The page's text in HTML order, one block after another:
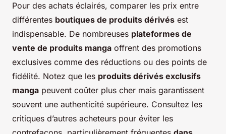
Pour des achats éclairés, comparer les prix entre
différentes boutiques de produits dérivés est
indispensable. De nombreuses plateformes de
vente de produits manga offrent des promotions
exclusives comme des réductions ou des points de
fidélité. Notez que les produits dérivés exclusifs
manga peuvent coûter plus cher mais garantissent
souvent une authenticité supérieure. Consultez les
critiques d’autres acheteurs pour éviter les